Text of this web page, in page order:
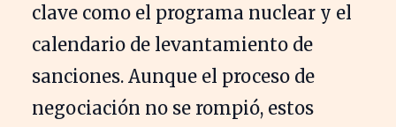
clave como el programa nuclear y el
calendario de levantamiento de
sanciones. Aunque el proceso de
negociación no se rompió, estos